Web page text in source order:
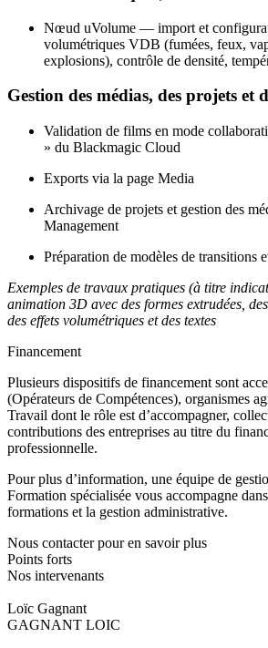
Nœud uVolume — import et
volumétriques VDB (fumées, feux,
explosions), contrôle de densité,
Gestion des médias, des projets et
Validation de films en mode
» du Blackmagic Cloud
Exports via la page Media
Archivage de projets et gestion des
Management
Préparation de modèles de transitions
Exemples de travaux pratiques (à titre
animation 3D avec des formes extrudées,
des effets volumétriques et des textes
Financement
Plusieurs dispositifs de financement sont
(Opérateurs de Compétences), organismes
Travail dont le rôle est d’accompagner,
contributions des entreprises au titre du
professionnelle.
Pour plus d’information, une équipe de
Formation spécialisée vous accompagne
formations et la gestion administrative.
Nous contacter pour en savoir plus
Points forts
Nos intervenants
Loïc Gagnant
GAGNANT LOIC